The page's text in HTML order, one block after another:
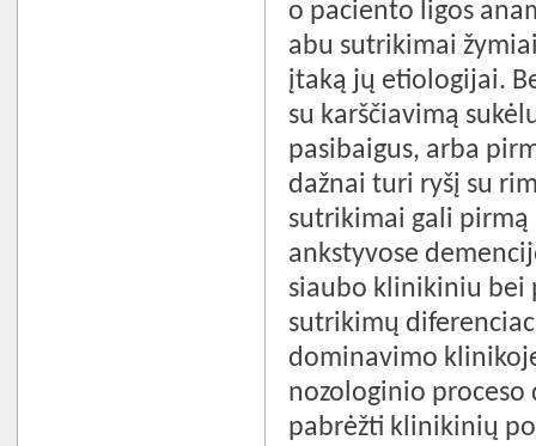
o paciento ligos
abu sutrikimai
įtaką jų etiologijai.
su karščiavimą
pasibaigus, arba
dažnai turi ryšį su
sutrikimai gali pirmą
ankstyvose
siaubo klinikiniu bei
sutrikimų
dominavimo
nozologinio
pabrėžti klinikinių